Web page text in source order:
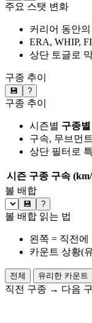
주요 스탯 변화
커리어 동안의
ERA, WHIP,
상단 토글로
구종 추이
💾 ?
구종 추이
시즌별 구종
구속, 무브먼
상단 필터로
시즌 구종 구속
볼 배합
💾 ?
볼 배합 읽는 법
왼쪽 = 직전
카운트 상황(
전체 유리한 카운트
직전 구종 → 다음